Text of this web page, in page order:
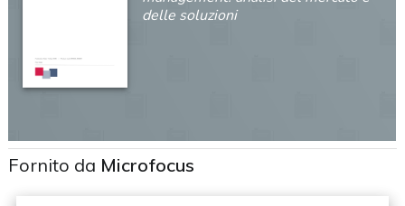
delle soluzioni
Fornito da Microfocus